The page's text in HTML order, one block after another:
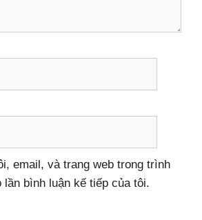
email, và trang web trong trình
lần bình luận kế tiếp của tôi.